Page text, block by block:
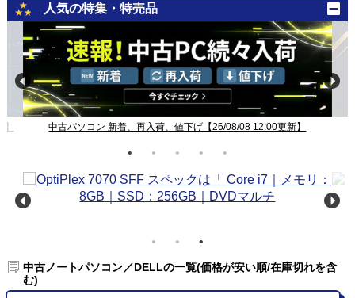
人気の特集・特売品
中古パソコン 新着、再入荷、値下げ【26/08/08 12:00更新】
中古ノートパソコン／DELLの一覧(価格が安い順/在庫切れを含
む)